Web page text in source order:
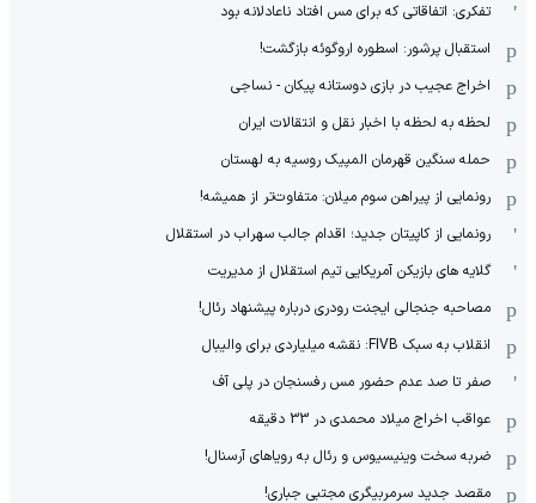
تفکری: اتفاقاتی که برای مس افتاد ناعادلانه بود
استقبال پرشور: اسطوره اروگوئه بازگشت!
اخراج عجیب در بازی دوستانه پیکان - نساجی
لحظه به لحظه با اخبار نقل و انتقالات ایران
حمله سنگین قهرمان المپیک روسیه به لهستان
رونمایی از پیراهن سوم میلان: متفاوت‌تر از همیشه!
رونمایی از کاپیتان جدید؛ اقدام جالب سهراب در استقلال
گلایه های بازیکن آمریکایی تیم استقلال از مدیریت
مصاحبه جنجالی ایجنت رودری درباره پیشنهاد رئال!
انقلاب به سبک FIVB: نقشه میلیاردی برای والیبال
صفر تا صد عدم حضور مس رفسنجان در پلی آف
عواقب اخراج میلاد محمدی در 33 دقیقه
ضربه سخت وینیسیوس و رئال به رویاهای آرسنال!
مقصد جدید سرمربیگری مجتبی جباری!